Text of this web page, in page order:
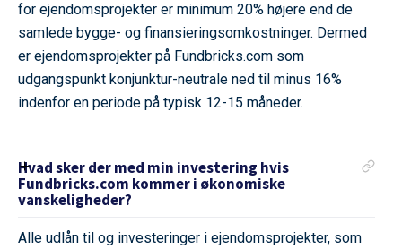
for ejendomsprojekter er minimum 20% højere end de
samlede bygge- og finansieringsomkostninger. Dermed
er ejendomsprojekter på Fundbricks.com som
udgangspunkt konjunktur-neutrale ned til minus 16%
indenfor en periode på typisk 12-15 måneder.
Hvad sker der med min investering hvis
Fundbricks.com kommer i økonomiske
vanskeligheder?
Alle udlån til og investeringer i ejendomsprojekter, som